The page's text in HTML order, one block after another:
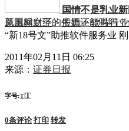
国情不是乳业
新国标之下的牛奶还能喝吗
凤凰网财经>股票>软件行
“新18号文”助推软件服务业
2011年02月11日 06:25
来源： 证券日报
字号:T|T
0条评论 打印 转发